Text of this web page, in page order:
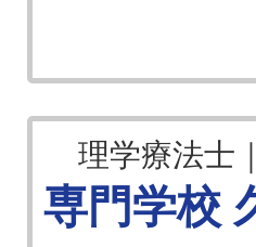
理学療法士
専門学校